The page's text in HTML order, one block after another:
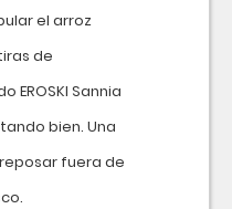
el arroz
de
EROSKI Sannia
bien. Una
fuera de